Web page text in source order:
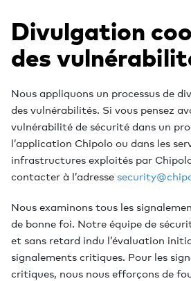
Divulgation
des
Nous appliquons un processus de
des vulnérabilités. Si vous pensez
vulnérabilité de sécurité dans un
l’application Chipolo ou dans les
infrastructures exploités par
contacter à l’adresse
Nous examinons tous les
de bonne foi. Notre équipe de
et sans retard indu l’évaluation
signalements critiques. Pour les
critiques, nous nous efforçons de